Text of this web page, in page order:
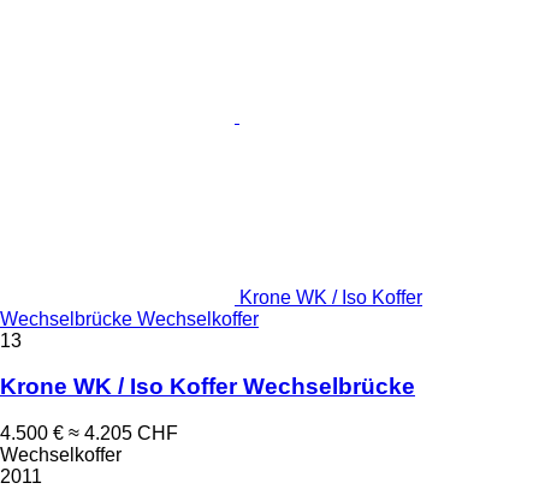
Krone WK / Iso Koffer
Wechselbrücke Wechselkoffer
13
Krone WK / Iso Koffer Wechselbrücke
4.500 € ≈ 4.205 CHF
Wechselkoffer
2011